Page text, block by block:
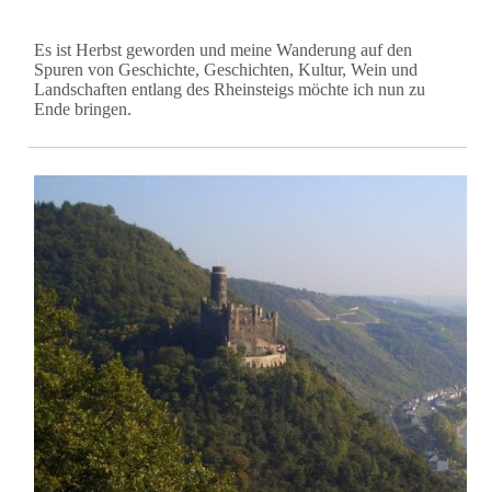
Es ist Herbst geworden und meine Wanderung auf den
Spuren von Geschichte, Geschichten, Kultur, Wein und
Landschaften entlang des Rheinsteigs möchte ich nun zu
Ende bringen.